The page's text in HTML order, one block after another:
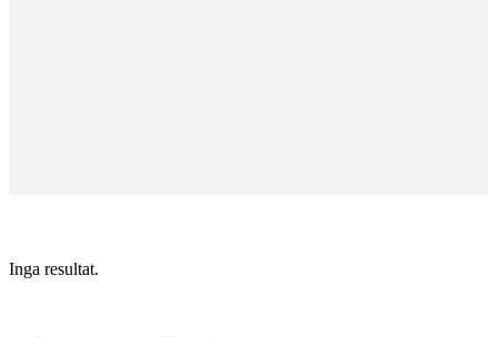
Inga resultat.